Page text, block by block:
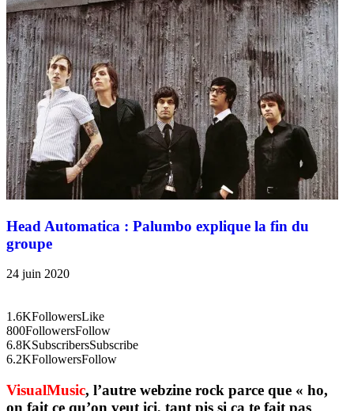
Head Automatica : Palumbo explique la fin du
groupe
24 juin 2020
1.6KFollowersLike
800FollowersFollow
6.8KSubscribersSubscribe
6.2KFollowersFollow
VisualMusic, l’autre webzine rock parce que « ho,
on fait ce qu’on veut ici, tant pis si ça te fait pas